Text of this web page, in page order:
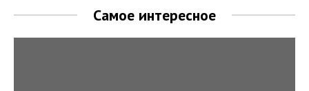
Самое интересное